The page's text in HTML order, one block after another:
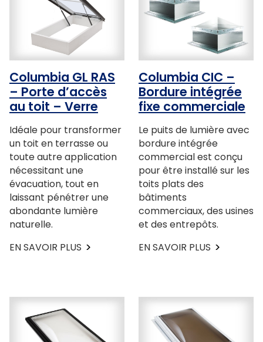
Columbia GL RAS
– Porte d’accès
au toit – Verre
Idéale pour transformer
un toit en terrasse ou
toute autre application
nécessitant une
évacuation, tout en
laissant pénétrer une
abondante lumière
naturelle.
EN SAVOIR PLUS
Columbia CIC –
Bordure intégrée
fixe commerciale
Le puits de lumière avec
bordure intégrée
commercial est conçu
pour être installé sur les
toits plats des
bâtiments
commerciaux, des usines
et des entrepôts.
EN SAVOIR PLUS